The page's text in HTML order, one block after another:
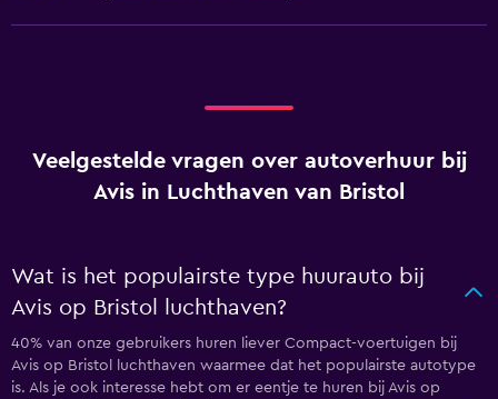
Veelgestelde vragen over autoverhuur bij
Avis in Luchthaven van Bristol
Wat is het populairste type huurauto bij
Avis op Bristol luchthaven?
40% van onze gebruikers huren liever Compact-voertuigen bij
Avis op Bristol luchthaven waarmee dat het populairste autotype
is. Als je ook interesse hebt om er eentje te huren bij Avis op